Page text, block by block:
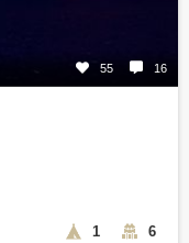
55 16
1 6